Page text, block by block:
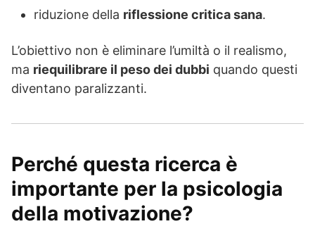
riduzione della riflessione critica sana.
L’obiettivo non è eliminare l’umiltà o il realismo,
ma riequilibrare il peso dei dubbi quando questi
diventano paralizzanti.
Perché questa ricerca è
importante per la psicologia
della motivazione?